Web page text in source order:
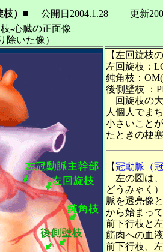
枝）■
公開日2004.1.28 更新
-心臓の正面像
除いた像）
【左回旋枝
左回旋枝：
鈍角枝：
後側壁枝 ：
回旋枝の大
人個人でま
小さいこと
たときの梗
【冠動脈（
左の図は、
どうみゃく
脈を透亮像
から始まっ
前下行枝と
筋肉への血
前下行枝、